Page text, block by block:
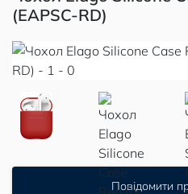
(EAPSC-RD)
Повідомити